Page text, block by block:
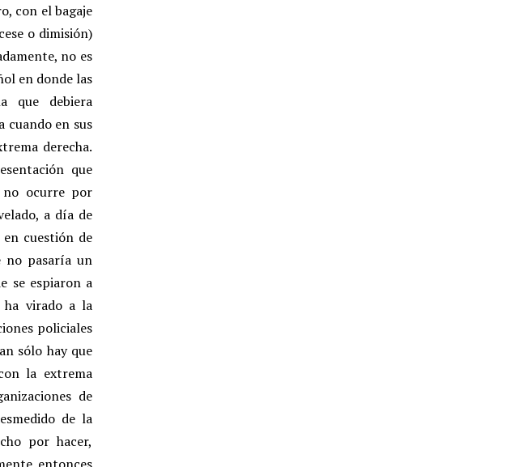
con el bagaje
o dimisión)
no es
en donde las
que debiera
cuando en sus
derecha.
que
ocurre por
a día de
en cuestión de
no pasaría un
se espiaron a
ha virado a la
policiales
sólo hay que
la extrema
de
de la
por hacer,